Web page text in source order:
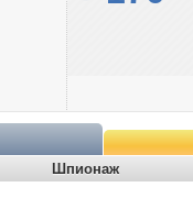
Шпионаж